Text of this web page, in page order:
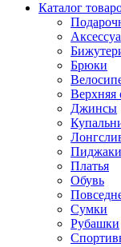
Каталог
Брюки
Верхняя
Джинсы
Пиджаки
Платья
Обувь
Сумки
Рубашки